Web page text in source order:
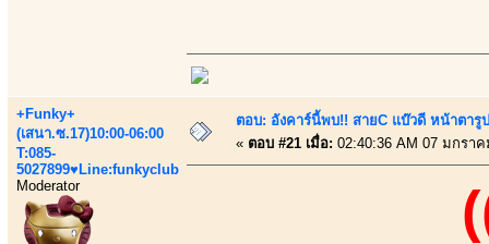
+Funky+
(เสนา.ซ.17)10:00-06:00
T:085-
5027899♥Line:funkyclub
Moderator
ตอบ: อังคาร์นี้พบ!! สายC แบ๊วดี หน้าตารู
« ตอบ #21 เมื่อ: 02:40:36 AM 07 มกรา